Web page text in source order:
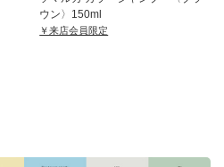
ウン〉150ml
￥来店会員限定